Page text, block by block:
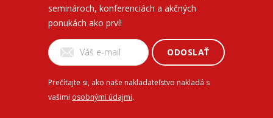
seminároch, konferenciách a akčných
ponukách ako prví!
ODOSLAŤ
Prečítajte si, ako naše nakladateľstvo nakladá s
vašimi osobnými údajmi.